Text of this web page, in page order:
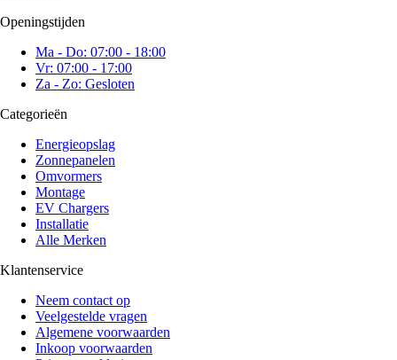
Openingstijden
Ma - Do: 07:00 - 18:00
Vr: 07:00 - 17:00
Za - Zo: Gesloten
Categorieën
Energieopslag
Zonnepanelen
Omvormers
Montage
EV Chargers
Installatie
Alle Merken
Klantenservice
Neem contact op
Veelgestelde vragen
Algemene voorwaarden
Inkoop voorwaarden